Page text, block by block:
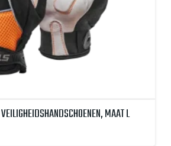
MAAT L